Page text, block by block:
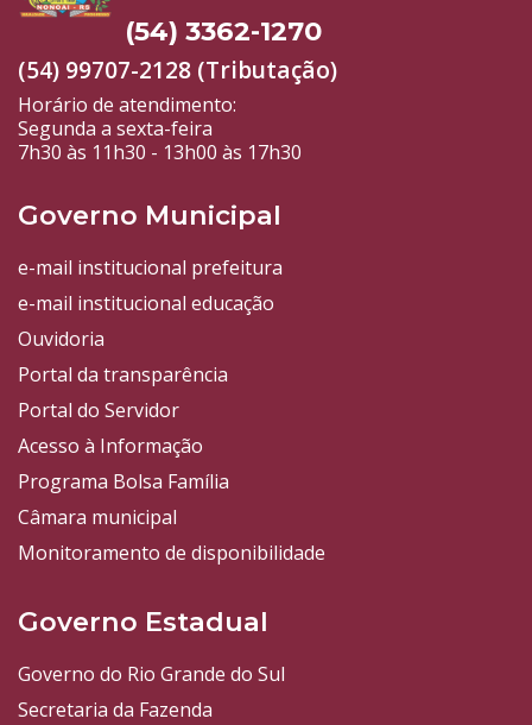
(54) 3362-1270
(54) 99707-2128 (Tributação)
Horário de atendimento:
Segunda a sexta-feira
7h30 às 11h30 - 13h00 às 17h30
Governo Municipal
e-mail institucional prefeitura
e-mail institucional educação
Ouvidoria
Portal da transparência
Portal do Servidor
Acesso à Informação
Programa Bolsa Família
Câmara municipal
Monitoramento de disponibilidade
Governo Estadual
Governo do Rio Grande do Sul
Secretaria da Fazenda